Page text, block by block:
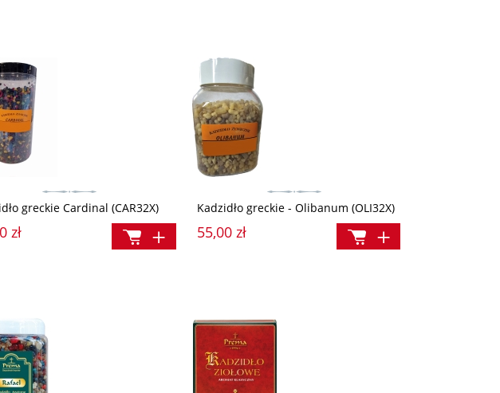
greckie Cardinal (CAR32X)
zł
Kadzidło greckie - Olibanum (OLI32X)
55,00 zł